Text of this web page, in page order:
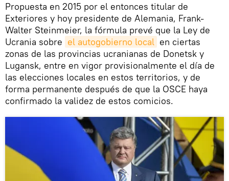
Propuesta en 2015 por el entonces titular de
Exteriores y hoy presidente de Alemania, Frank-
Walter Steinmeier, la fórmula prevé que la Ley de
Ucrania sobre el autogobierno local en ciertas
zonas de las provincias ucranianas de Donetsk y
Lugansk, entre en vigor provisionalmente el día de
las elecciones locales en estos territorios, y de
forma permanente después de que la OSCE haya
confirmado la validez de estos comicios.